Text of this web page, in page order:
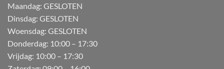
Maandag: GESLOTEN
Dinsdag: GESLOTEN
Woensdag: GESLOTEN
Donderdag: 10:00 – 17:30
Vrijdag: 10:00 – 17:30